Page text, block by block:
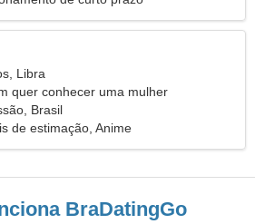
Libra
quer conhecer uma mulher
Brasil
de estimação, Anime
BraDatingGo